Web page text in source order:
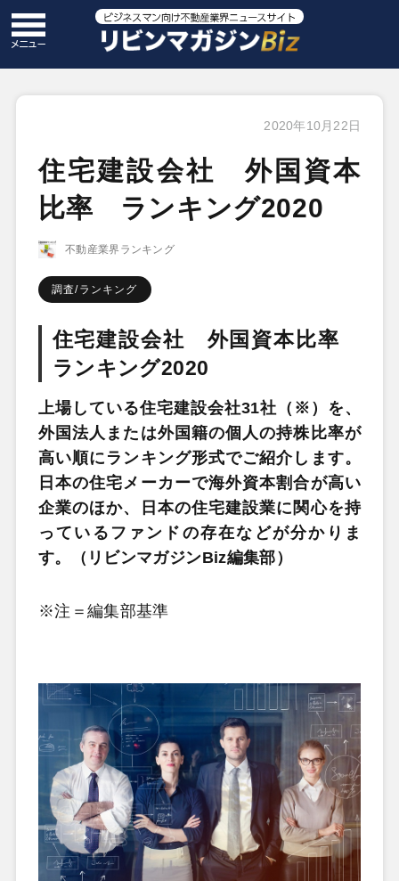
2020年10月22日
住宅建設会社 外国資本
比率 ランキング2020
不動産業界ランキング
調査/ランキング
住宅建設会社 外国資本比率
ランキング2020
上場している住宅建設会社31社（※）を、
外国法人または外国籍の個人の持株比率が
高い順にランキング形式でご紹介します。
日本の住宅メーカーで海外資本割合が高い
企業のほか、日本の住宅建設業に関心を持
っているファンドの存在などが分かりま
す。（リビンマガジンBiz編集部）
※注＝編集部基準